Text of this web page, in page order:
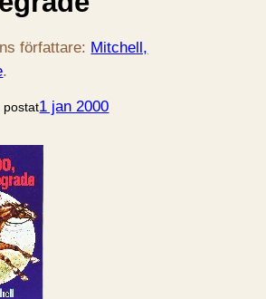
författare: Mitchell,
.
postat1 jan 2000